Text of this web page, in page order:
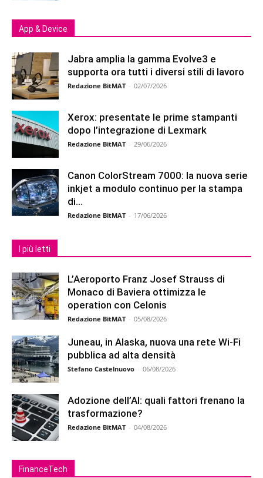
App & Device
Jabra amplia la gamma Evolve3 e
supporta ora tutti i diversi stili di lavoro
Redazione BitMAT - 02/07/2026
Xerox: presentate le prime stampanti
dopo l’integrazione di Lexmark
Redazione BitMAT - 29/06/2026
Canon ColorStream 7000: la nuova serie
inkjet a modulo continuo per la stampa
di...
Redazione BitMAT - 17/06/2026
I più letti
L’Aeroporto Franz Josef Strauss di
Monaco di Baviera ottimizza le
operation con Celonis
Redazione BitMAT - 05/08/2026
Juneau, in Alaska, nuova una rete Wi-Fi
pubblica ad alta densità
Stefano Castelnuovo - 06/08/2026
Adozione dell’AI: quali fattori frenano la
trasformazione?
Redazione BitMAT - 04/08/2026
FinanceTech